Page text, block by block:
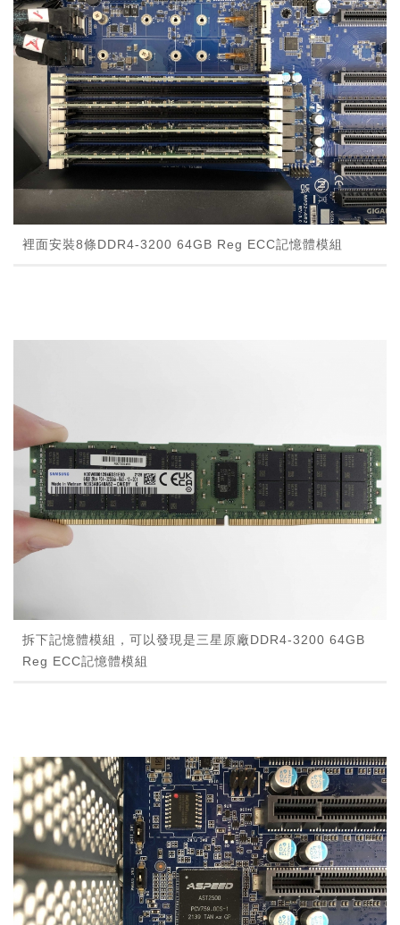
裡面安裝8條DDR4-3200 64GB Reg ECC記憶體模組
拆下記憶體模組，可以發現是三星原廠DDR4-3200 64GB
Reg ECC記憶體模組